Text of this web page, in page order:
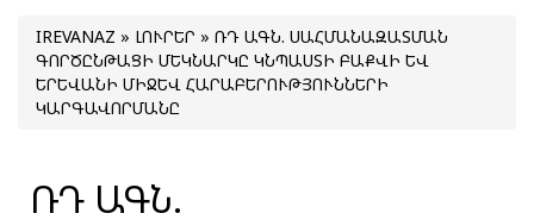
IREVANAZ » ԼՈՒՐԵՐ » ՌԴ ԱԳՆ. ՍԱՀՄԱՆԱԶԱՏՄԱՆ
ԳՈՐԾԸՆԹԱՑԻ ՄԵԿՆԱՐԿԸ ԿՆՊԱՍՏԻ ԲԱՔՎԻ ԵՎ
ԵՐԵՎԱՆԻ ՄԻՋԵՎ ՀԱՐԱԲԵՐՈՒԹՅՈՒՆՆԵՐԻ
ԿԱՐԳԱՎՈՐՄԱՆԸ
ՌԴ ԱԳՆ.